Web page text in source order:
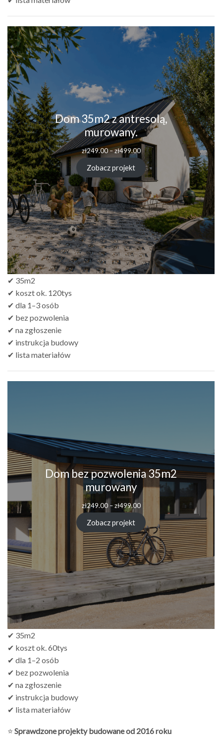
Dom 35m2 z antresolą,
murowany.
zł249.00–zł499.00
Zobacz projekt
✔ 35m2
✔ koszt ok. 120tys
✔ dla 1–3 osób
✔ bez pozwolenia
✔ na zgłoszenie
✔ instrukcja budowy
✔ lista materiałów
Dom bez pozwolenia 35m2
murowany
zł249.00 – zł499.00
Zobacz projekt
✔ 35m2
✔ koszt ok. 60tys
✔ dla 1–2 osób
✔ bez pozwolenia
✔ na zgłoszenie
✔ instrukcja budowy
✔ lista materiałów
⭐ Sprawdzone projekty budowane od 2016 roku